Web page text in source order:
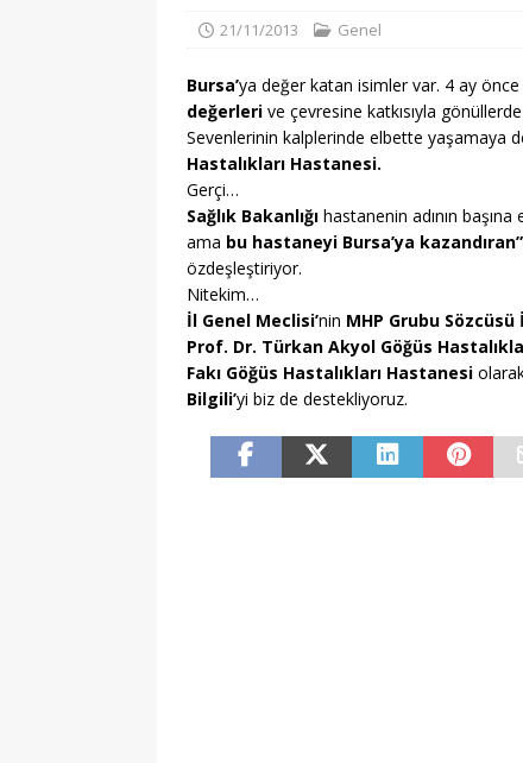
aramıza katıl
21/11/2013 Genel
Bursa’ya değer katan isimler var. 4 ay
değerleri ve çevresine katkısıyla
Sevenlerinin kalplerinde elbette yaşamaya
Hastalıkları Hastanesi.
Gerçi…
Sağlık Bakanlığı hastanenin adının başına
ama bu hastaneyi Bursa’ya kazandıran”
özdeşleştiriyor.
Nitekim…
İl Genel Meclisi’nin MHP Grubu
Prof. Dr. Türkan Akyol Göğüs
Fakı Göğüs Hastalıkları Hastanesi
Bilgili’yi biz de destekliyoruz.